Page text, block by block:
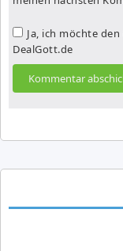
Ja, ich möchte
DealGott.de